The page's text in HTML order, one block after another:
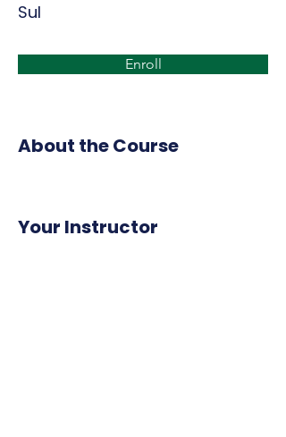
Sul​
Enroll
About the Course
Your Instructor